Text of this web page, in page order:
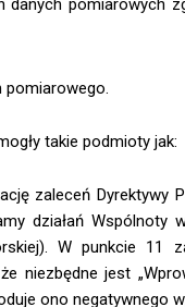
pomiarowych
pomiarowego.
takie podmioty jak:
zaleceń Dyrektywy
działań Wspólnoty
W punkcie 11
niezbędne jest
ono negatywnego